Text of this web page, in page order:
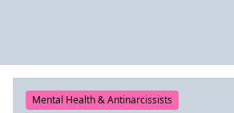
Mental Health & Antinarcissists